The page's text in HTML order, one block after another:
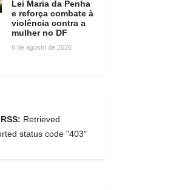
Lei Maria da Penha
e reforça combate à
violência contra a
mulher no DF
6 de agosto de 2026
Retrieved
status code "403"